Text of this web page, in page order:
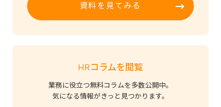
資料を見てみる
HRコラムを閲覧
業務に役立つ無料コラムを多数公開中。
気になる情報がきっと見つかります。